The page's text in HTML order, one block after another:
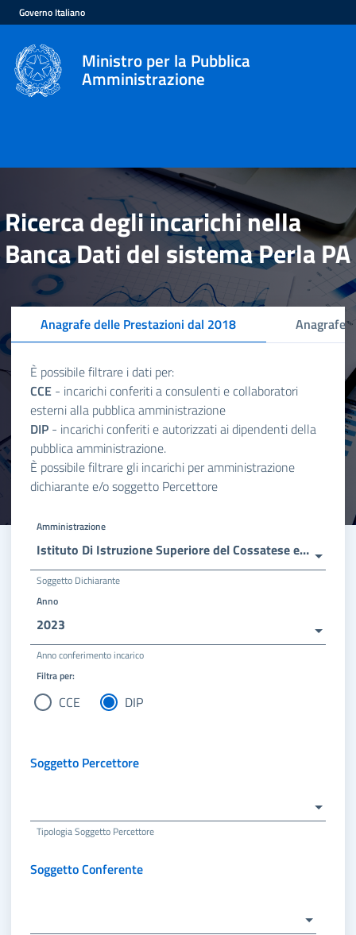
Governo Italiano
Ministro per la Pubblica
Amministrazione
Ricerca degli incarichi nella
Banca Dati del sistema Perla PA
Anagrafe delle Prestazioni dal 2018 Anagrafe
È possibile filtrare i dati per:
CCE - incarichi conferiti a consulenti e collaboratori
esterni alla pubblica amministrazione
DIP - incarichi conferiti e autorizzati ai dipendenti della
pubblica amministrazione.
È possibile filtrare gli incarichi per amministrazione
dichiarante e/o soggetto Percettore
Amministrazione
Istituto Di Istruzione Superiore del Cossatese e Valle Strona
Soggetto Dichiarante
Anno
2023
Anno conferimento incarico
Filtra per:
CCE DIP
Soggetto Percettore
Tipologia Soggetto Percettore
Soggetto Conferente